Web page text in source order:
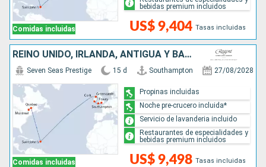
Comidas incluidas US$ 9,404 Tasas incluidas
bebidas premium incluidos
REINO UNIDO, IRLANDA, ANTIGUA Y BARBUDA, CANADÁ
Comidas incluidas
Seven Seas Prestige 15 d Southampton 27/08/2028
US$ 9,498 Tasas incluidas
Propinas incluidas
Noche pre-crucero incluida*
Servicio de lavanderia incluido
Restaurantes de especialidades y
bebidas premium incluidos